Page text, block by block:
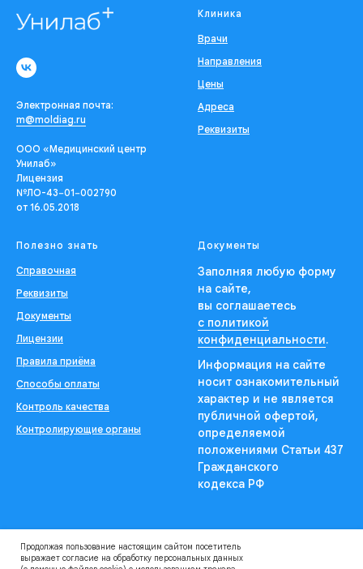
Электронная почта:
m@moldiag.ru
ООО «Медицинский центр
Унилаб»
Лицензия
№ЛО-43−01−002790
от 16.05.2018
Клиника
Врачи
Направления
Цены
Адреса
Реквизиты
Полезно знать
Справочная
Реквизиты
Документы
Лицензии
Правила приёма
Способы оплаты
Контроль качества
Контролирующие органы
Документы
Заполняя любую форму
на сайте,
вы соглашаетесь
с политикой
конфиденциальности.
Информация на сайте
носит ознакомительный
характер и не является
публичной офертой,
определяемой
положениями Статьи 437
Гражданского
кодекса РФ
Продолжая пользование настоящим сайтом посетитель
выражает согласие на обработку персональных данных